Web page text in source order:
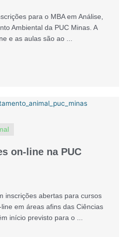
para o MBA em Análise,
Ambiental da PUC Minas. A
e as aulas são ao ...
on-line na PUC
inscrições abertas para cursos
em áreas afins das Ciências
início previsto para o ...